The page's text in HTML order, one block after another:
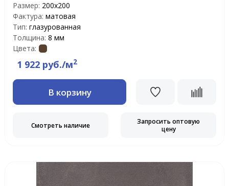
Размер: 200x200
Фактура: матовая
Тип: глазурованная
Толщина: 8 мм
Цвета:
1 922 руб./м2
В корзину
Смотреть наличие
Запросить оптовую
цену